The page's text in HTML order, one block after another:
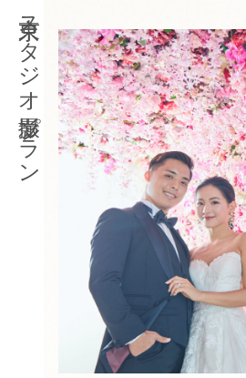
東京スタジオ撮影プラン